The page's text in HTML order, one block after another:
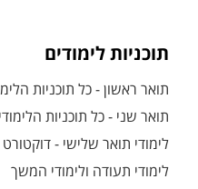
תוכניות לימודים
תואר ראשון - כל תוכניות
תואר שני - כל תוכניות
לימודי תואר שלישי - דוקטורט
לימודי תעודה ולימודי המשך